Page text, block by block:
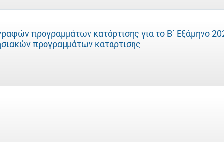
προγραμμάτων κατάρτισης για το Β΄ Εξάμηνο
προγραμμάτων κατάρτισης